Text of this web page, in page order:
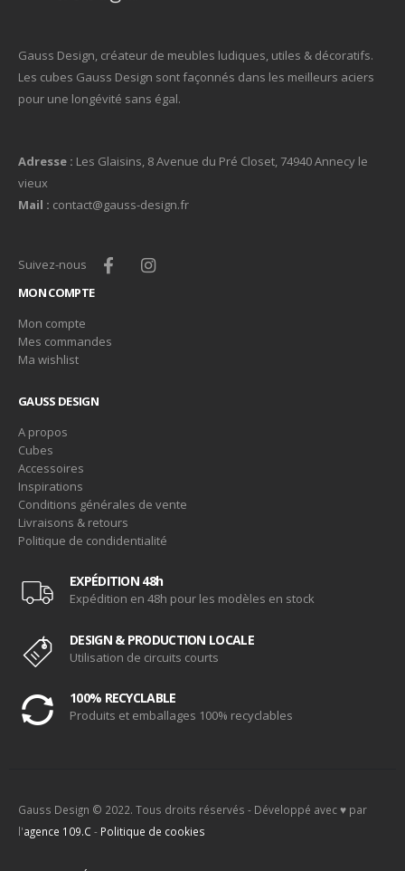
Gauss Design, créateur de meubles ludiques, utiles & décoratifs.
Les cubes Gauss Design sont façonnés dans les meilleurs aciers
pour une longévité sans égal.
Adresse : Les Glaisins, 8 Avenue du Pré Closet, 74940 Annecy le
vieux
Mail : contact@gauss-design.fr
Suivez-nous
MON COMPTE
Mon compte
Mes commandes
Ma wishlist
GAUSS DESIGN
A propos
Cubes
Accessoires
Inspirations
Conditions générales de vente
Livraisons & retours
Politique de condidentialité
EXPÉDITION 48h
Expédition en 48h pour les modèles en stock
DESIGN & PRODUCTION LOCALE
Utilisation de circuits courts
100% RECYCLABLE
Produits et emballages 100% recyclables
Gauss Design © 2022. Tous droits réservés - Développé avec ♥ par
l'agence 109.C- Politique de cookies